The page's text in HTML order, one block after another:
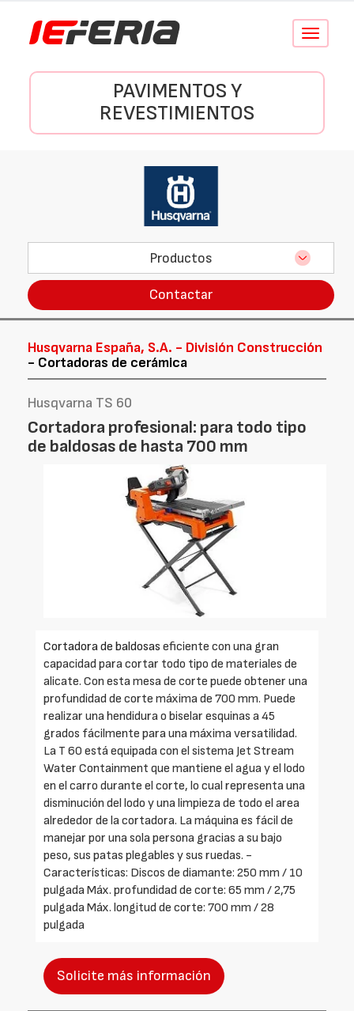
Conmutar
PAVIMENTOS Y
REVESTIMIENTOS
Productos
Contactar
Husqvarna España, S.A. - División Construcción
- Cortadoras de cerámica
Husqvarna TS 60
Cortadora profesional: para todo tipo
de baldosas de hasta 700 mm
Cortadora de baldosas eficiente con una gran
capacidad para cortar todo tipo de materiales de
alicate. Con esta mesa de corte puede obtener una
profundidad de corte máxima de 700 mm. Puede
realizar una hendidura o biselar esquinas a 45
grados fácilmente para una máxima versatilidad.
La T 60 está equipada con el sistema Jet Stream
Water Containment que mantiene el agua y el lodo
en el carro durante el corte, lo cual representa una
disminución del lodo y una limpieza de todo el area
alrededor de la cortadora. La máquina es fácil de
manejar por una sola persona gracias a su bajo
peso, sus patas plegables y sus ruedas. -
Características: Discos de diamante: 250 mm / 10
pulgada Máx. profundidad de corte: 65 mm / 2,75
pulgada Máx. longitud de corte: 700 mm / 28
pulgada
Solicite más información